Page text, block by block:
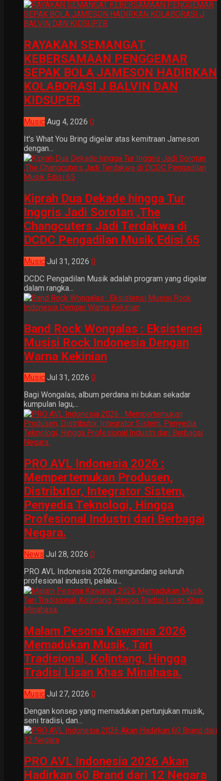
RAYAKAN SEMANGAT
KEBERSAMAAN PENGGEMAR
SEPAK BOLA JAMESON HADIRKAN
KOLABORASI J BALVIN DAN
KIDSUPER
Music Aug 4, 2026 0
It's What You Bring digelar atas kemitraan Jameson
dengan...
Kiprah Dua Dekade hingga Tur
Inggris Jadi Sorotan ,The
Changcuters Jadi Terdakwa di
DCDC Pengadilan Musik Edisi 65
Music Jul 31, 2026 0
DCDC Pengadilan Musik adalah program yang digelar
dalam rangka...
Band Rock Wongalas : Eksistensi
Musisi Rock Indonesia Dengan
Warna Kekinian
Music Jul 31, 2026 0
Bagi Wongalas, album perdana ini bukan sekadar
kumpulan lagu,...
PRO AVL Indonesia 2026 :
Mempertemukan Produsen,
Distributor, Integrator Sistem,
Penyedia Teknologi, Hingga
Profesional Industri dari Berbagai
Negara.
News Jul 28, 2026 0
PRO AVL Indonesia 2026 mengundang seluruh
profesional industri, pelaku...
Malam Pesona Kawanua 2026
Memadukan Musik, Tari
Tradisional, Kolintang, Hingga
Tradisi Lisan Khas Minahasa.
Music Jul 27, 2026 0
Dengan konsep yang memadukan pertunjukan musik,
seni tradisi, dan...
PRO AVL Indonesia 2026 Akan
Hadirkan 60 Brand dari 12 Negara